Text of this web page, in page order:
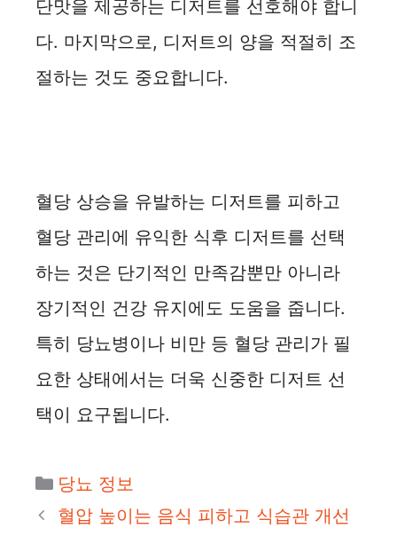
단맛을 제공하는 디저트를 선호해야 합니
다. 마지막으로, 디저트의 양을 적절히 조
절하는 것도 중요합니다.
혈당 상승을 유발하는 디저트를 피하고
혈당 관리에 유익한 식후 디저트를 선택
하는 것은 단기적인 만족감뿐만 아니라
장기적인 건강 유지에도 도움을 줍니다.
특히 당뇨병이나 비만 등 혈당 관리가 필
요한 상태에서는 더욱 신중한 디저트 선
택이 요구됩니다.
카
테
당뇨 정보
혈압 높이는 음식 피하고 식습관 개선